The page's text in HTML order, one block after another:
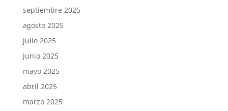
septiembre 2025
agosto 2025
julio 2025
junio 2025
mayo 2025
abril 2025
marzo 2025